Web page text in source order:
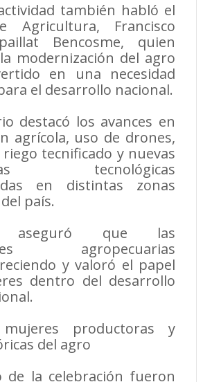
también habló el
Agricultura, Francisco
Bencosme, quien
modernización del agro
en una necesidad
el desarrollo nacional.
destacó los avances en
agrícola, uso de drones,
tecnificado y nuevas
tecnológicas
en distintas zonas
país.
aseguró que las
agropecuarias
y valoró el papel
dentro del desarrollo
mujeres productoras y
del agro
de la celebración fueron